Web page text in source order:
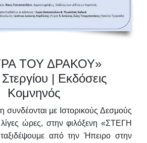
ΤΟΥ ΔΡΑΚΟΥ»
| Εκδόσεις
Κομνηνός
συνδέονται με Ιστορικούς Δεσμούς
λίγες ώρες, στην φιλόξενη «ΣΤΕΓΗ
από την Ήπειρο στην